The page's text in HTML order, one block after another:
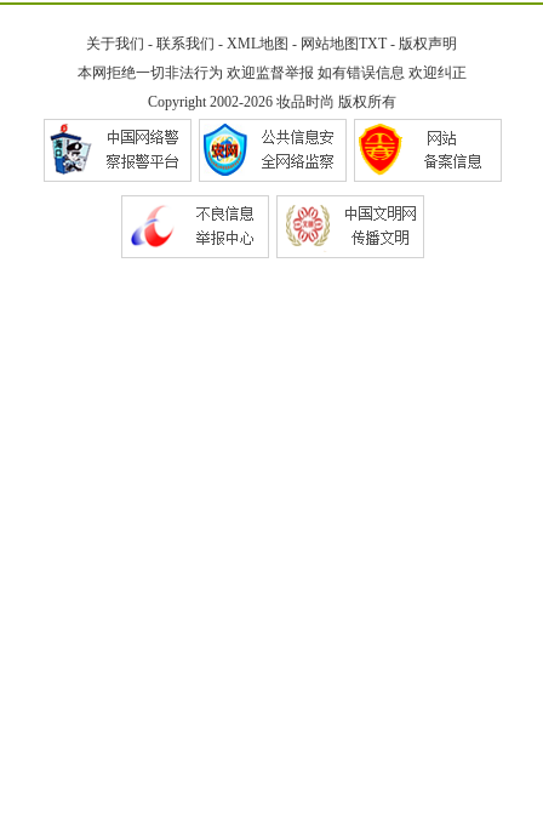
关于我们 - 联系我们 - XML地图 - 网站地图TXT- 版权声明
本网拒绝一切非法行为 欢迎监督举报 如有错误信息 欢迎纠正
Copyright 2002-2026 妆品时尚 版权所有